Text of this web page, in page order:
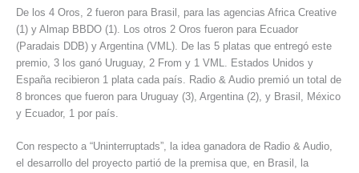
De los 4 Oros, 2 fueron para Brasil, para las agencias Africa Creative
(1) y Almap BBDO (1). Los otros 2 Oros fueron para Ecuador
(Paradais DDB) y Argentina (VML). De las 5 platas que entregó este
premio, 3 los ganó Uruguay, 2 From y 1 VML. Estados Unidos y
España recibieron 1 plata cada país. Radio & Audio premió un total de
8 bronces que fueron para Uruguay (3), Argentina (2), y Brasil, México
y Ecuador, 1 por país.
Con respecto a “Uninterruptads”, la idea ganadora de Radio & Audio,
el desarrollo del proyecto partió de la premisa que, en Brasil, la